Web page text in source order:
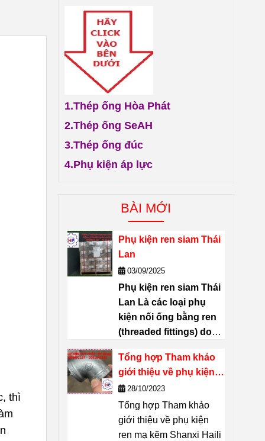
thì
1.Thép ống Hòa Phát
2.Thép ống SeAH
3.Thép ống đúc
4.Phụ kiện áp lực
BÀI MỚI
Phụ kiện ren siam Thái
Lan
03/09/2025
Phụ kiện ren siam Thái
Lan Là các loại phụ
kiện nối ống bằng ren
(threaded fittings) do
xuất – một thương hiệu
nổi tiếng của Thái Lan.
Chuyên dùng để
nối, phân nhánh, đổi
hướng, chuyển cỡ
đường ống mà không
Tổng hợp Tham khảo
giới thiệu về phụ kiện
ren mạ kẽm Shanxi
Haili Trung Quốc
28/10/2023
Tổng hợp Tham khảo
giới thiệu về phụ kiện
ren mạ kẽm Shanxi Haili